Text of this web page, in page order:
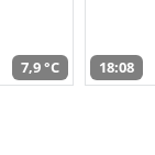
7,9 °C 18:08